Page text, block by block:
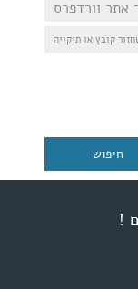
אתר וורדפרס
קובץ או תיקייה
!